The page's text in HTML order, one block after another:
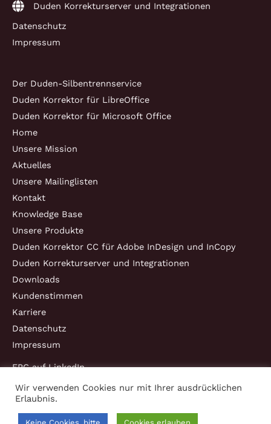
Duden Korrekturserver und Integrationen
Datenschutz
Impressum
Der Duden-Silbentrennservice
Duden Korrektor für LibreOffice
Duden Korrektor für Microsoft Office
Home
Unsere Mission
Aktuelles
Unsere Mailinglisten
Kontakt
Knowledge Base
Unsere Produkte
Duden Korrektor CC für Adobe InDesign und InCopy
Duden Korrekturserver und Integrationen
Downloads
Kundenstimmen
Karriere
Datenschutz
Impressum
EPC auf LinkedIn
Wir verwenden Cookies nur mit Ihrer ausdrücklichen
Erlaubnis.